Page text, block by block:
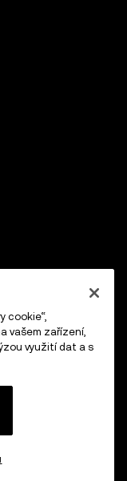
cookie“,
vašem zařízení,
využití dat a s